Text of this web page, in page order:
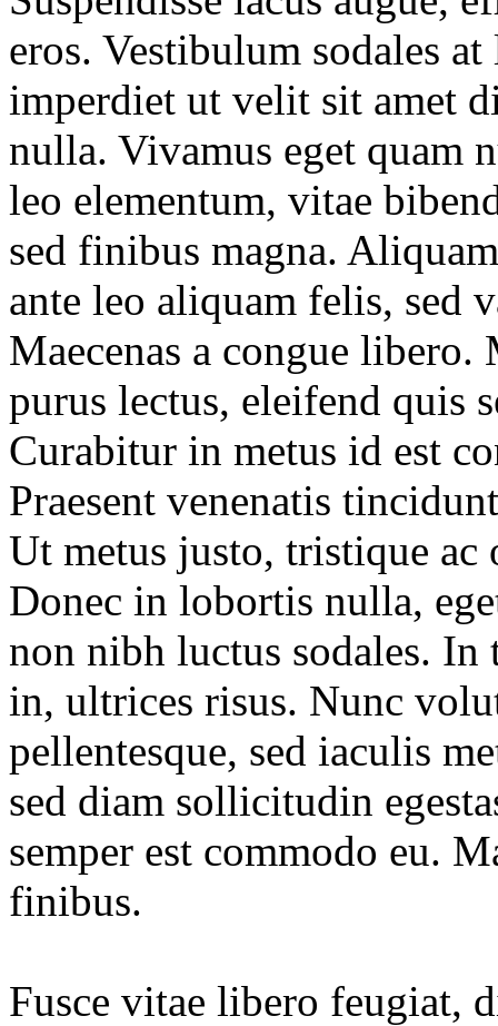
eros. Vestibulum sodales
imperdiet ut velit sit amet
nulla. Vivamus eget quam
leo elementum, vitae
sed finibus magna.
ante leo aliquam felis, sed
Maecenas a congue
purus lectus, eleifend quis
Curabitur in metus id est
Praesent venenatis
Ut metus justo, tristique ac
Donec in lobortis nulla,
non nibh luctus sodales.
in, ultrices risus. Nunc
pellentesque, sed iaculis
sed diam sollicitudin
semper est commodo eu.
finibus.
Fusce vitae libero feugiat,